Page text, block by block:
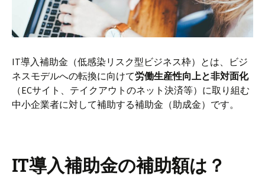
IT導入補助金（低感染リスク型ビジネス枠）とは、ビジ
ネスモデルへの転換に向けて労働生産性向上と非対面化
（ECサイト、テイクアウトのネット決済等）に取り組む
中小企業者に対して補助する補助金（助成金）です。
IT導入補助金の補助額は？